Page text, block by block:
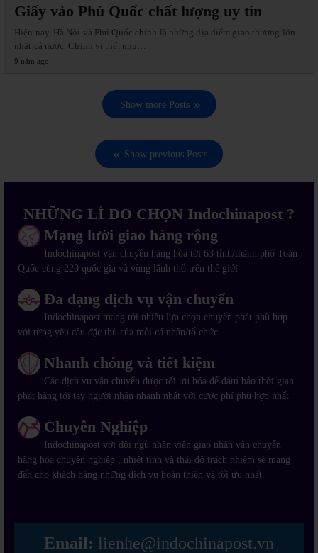
Giấy vào Phú Quốc chất lượng uy tín
Hiện nay, Hà Nội và Phú Quốc chính là những địa điểm giao thương lớn
nhất cả nước. Chính vì thế, nhu…
9 năm ago
Show more Posts
Show previous Posts
NHỮNG LÍ DO CHỌN Indochinapost ?
Mạng lưới giao hàng rộng
Indochinapost vận chuyển hàng hóa tới 63 tỉnh/thành phố Toàn
Quốc cùng 220 quốc gia và vùng lãnh thổ trên thế giới
Đa dạng dịch vụ vận chuyển
Indochinapost mang tới nhiều lựa chọn chuyển phát phù hợp
với từng yêu cầu đặc thù của mỗi cá nhân/tổ chức
Nhanh chóng và tiết kiệm
Các dịch vụ vận chuyển được tối ưu hóa để đảm bảo thời gian
phát hàng tới tay người nhận nhanh nhất với cước phí phù hợp nhất
Chuyên Nghiệp
Indochinapost với đội ngũ nhân viên giao nhận vận chuyển
hàng hóa chuyên nghiệp , nhiệt tình và thái độ trách nhiệm sẽ mang
đến cho khách hàng những dịch vụ hoàn thiện và tối ưu nhất.
Email: lienhe@indochinapost.vn